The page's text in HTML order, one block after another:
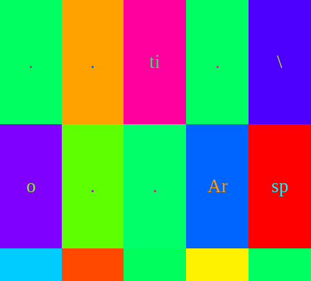
. . ti . \
o . . Ar sp